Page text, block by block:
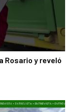
Rosario y reveló